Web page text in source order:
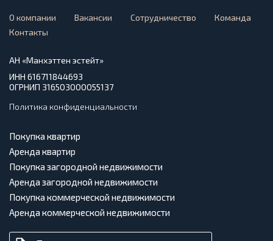
О компании Вакансии Сотрудничество
Команда
Контакты
АН «Манхэттен эстейт»
ИНН 616711844693
ОГРНИП 316503000055137
Политика конфиденциальности
Покупка квартир
Аренда квартир
Покупка загородной недвижимости
Аренда загородной недвижимости
Покупка коммерческой недвижимости
Аренда коммерческой недвижимости